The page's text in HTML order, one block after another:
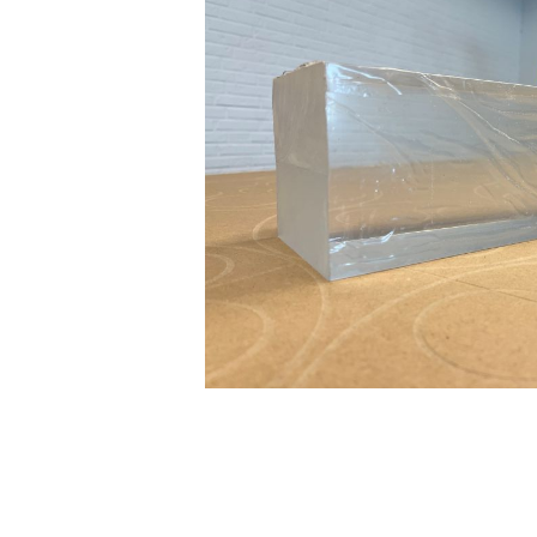
DIBOND® Spiegel
d0
DIBOND®, Butlerfinish,
gebürstete Aluoptik,
IEASY®BOND